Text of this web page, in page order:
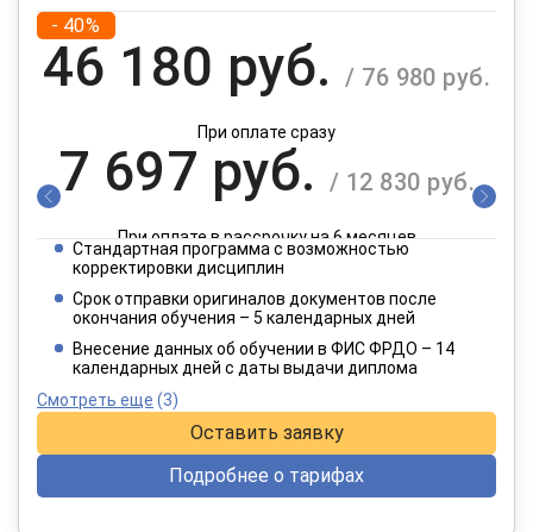
- 40%
46 180 руб. / 76 980 руб.
При оплате сразу
7 697 руб. / 12 830 руб.
При оплате в рассрочку на 6 месяцев
3 849 руб.
При оплате в рассрочку на 12 месяцев
Стандартная программа с возможностью
корректировки дисциплин
Срок отправки оригиналов документов после
окончания обучения – 5 календарных дней
Внесение данных об обучении в ФИС ФРДО – 14
календарных дней с даты выдачи диплома
Смотреть еще (3)
Оставить заявку
Подробнее о тарифах